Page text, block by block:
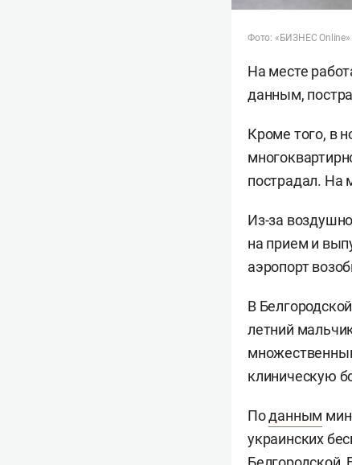
Фото: «БИЗНЕС Online»
На месте
данным,
Кроме того, в
пострадал. На
Из-за
на прием и
аэропорт
В
летний
клиническую
Поданным
украинских